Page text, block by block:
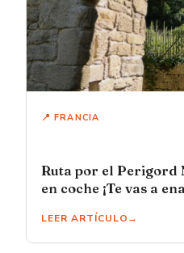
📍 FRANCIA
Ruta por el Perigord
en coche ¡Te vas a
LEER ARTÍCULO